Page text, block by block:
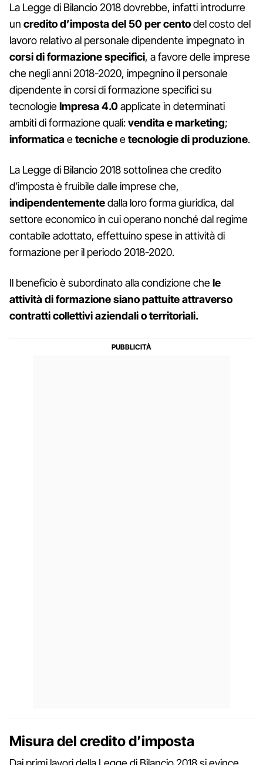
La Legge di Bilancio 2018 dovrebbe, infatti introdurre
un credito d’imposta del 50 percentodel costo del
lavoro relativo al personale dipendente impegnato in
corsi di formazione specifici, a favore delle imprese
che negli anni 2018-2020, impegnino il personale
dipendente in corsi di formazione specifici su
tecnologieImpresa 4.0applicate in determinati
ambiti di formazione quali:vendita e marketing;
informaticaetecnicheetecnologiediproduzione.
La Legge di Bilancio 2018 sottolinea che credito
d’imposta è fruibile dalle imprese che,
indipendentementedalla loro forma giuridica, dal
settore economico in cui operano nonché dal regime
contabile adottato, effettuino spese in attività di
formazione per il periodo 2018-2020.
Il beneficio è subordinato alla condizione chele
attività di formazione siano pattuiteattraverso
contratti collettivi aziendali o territoriali.
Misura del credito d’imposta